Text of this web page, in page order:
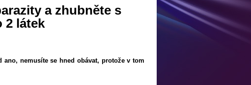
a zhubněte s
2 látek
ano, nemusíte se hned obávat, protože v tom